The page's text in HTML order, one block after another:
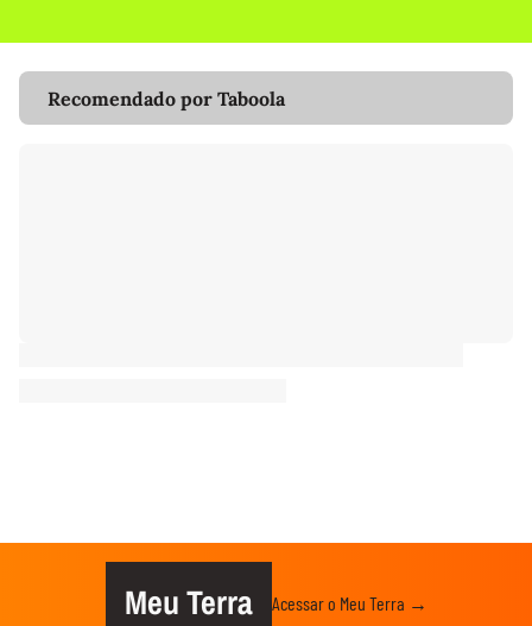
Recomendado por Taboola
Meu Terra Acessar o Meu Terra →